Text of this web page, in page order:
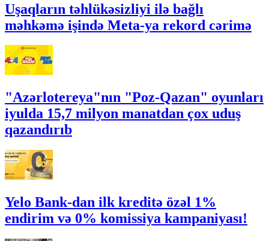
Uşaqların təhlükəsizliyi ilə bağlı
məhkəmə işində Meta-ya rekord cərimə
"Azərlotereya"nın "Poz-Qazan" oyunları
iyulda 15,7 milyon manatdan çox uduş
qazandırıb
Yelo Bank-dan ilk kreditə özəl 1%
endirim və 0% komissiya kampaniyası!